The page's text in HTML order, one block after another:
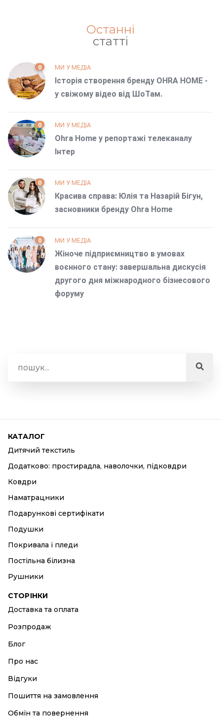
Останні
статті
0 МИ У МЕДІА
Історія створення бренду OHRA HOME -
у свіжому відео від ШоТам.
0 МИ У МЕДІА
Ohra Home у репортажі телеканалу
Інтер
0 МИ У МЕДІА
Красива справа: Юлія та Назарій Бігун,
засновники бренду Ohra Home
0 МИ У МЕДІА
Жіноче підприємництво в умовах
воєнного стану: завершальна дискусія
другого дня міжнародного бізнесового
форуму
КАТАЛОГ
Дитячий текстиль
Додатково: простирадла, наволочки, підковдри
Ковдри
Наматрацники
Подарункові сертифікати
Подушки
Покривала і пледи
Постільна білизна
Рушники
СТОРІНКИ
Доставка та оплата
Розпродаж
Блог
Про нас
Відгуки
Пошиття на замовлення
Обмін та повернення